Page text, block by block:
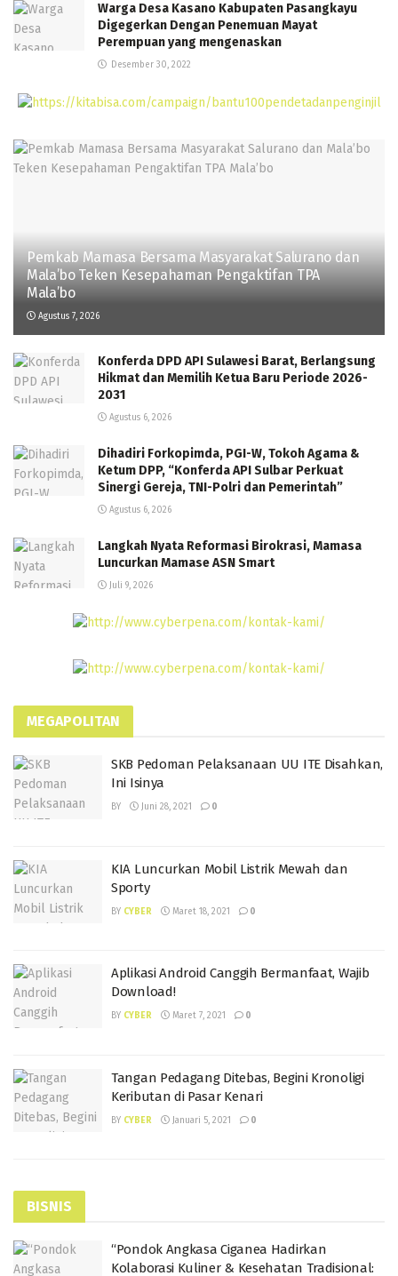
Warga Desa Kasano Kabupaten Pasangkayu
Digegerkan Dengan Penemuan Mayat
Perempuan yang mengenaskan
Desember 30, 2022
Pemkab Mamasa Bersama Masyarakat Salurano dan
Mala’bo Teken Kesepahaman Pengaktifan TPA
Mala’bo
Agustus 7, 2026
Konferda DPD API Sulawesi Barat, Berlangsung
Hikmat dan Memilih Ketua Baru Periode 2026-
2031
Agustus 6, 2026
Dihadiri Forkopimda, PGI-W, Tokoh Agama &
Ketum DPP, “Konferda API Sulbar Perkuat
Sinergi Gereja, TNI-Polri dan Pemerintah”
Agustus 6, 2026
Langkah Nyata Reformasi Birokrasi, Mamasa
Luncurkan Mamase ASN Smart
Juli 9, 2026
MEGAPOLITAN
SKB Pedoman Pelaksanaan UU ITE Disahkan,
Ini Isinya
BY Juni 28, 2021 0
KIA Luncurkan Mobil Listrik Mewah dan
Sporty
BY CYBER Maret 18, 2021 0
Aplikasi Android Canggih Bermanfaat, Wajib
Download!
BY CYBER Maret 7, 2021 0
Tangan Pedagang Ditebas, Begini Kronoligi
Keributan di Pasar Kenari
BY CYBER Januari 5, 2021 0
BISNIS
“Pondok Angkasa Ciganea Hadirkan
Kolaborasi Kuliner & Kesehatan Tradisional: